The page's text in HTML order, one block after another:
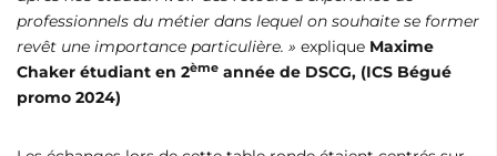
professionnels du métier dans lequel on souhaite se former
revêt une importance particulière. » explique Maxime
Chaker étudiant en 2ème année de DSCG, (ICS Bégué
promo 2024)